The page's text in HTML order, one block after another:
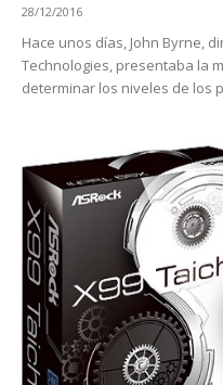
28/12/2016
Hace unos días, John Byrne,
Technologies, presentaba la
determinar los niveles de los